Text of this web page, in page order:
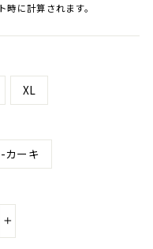
時に計算されます。
XL
カーキ